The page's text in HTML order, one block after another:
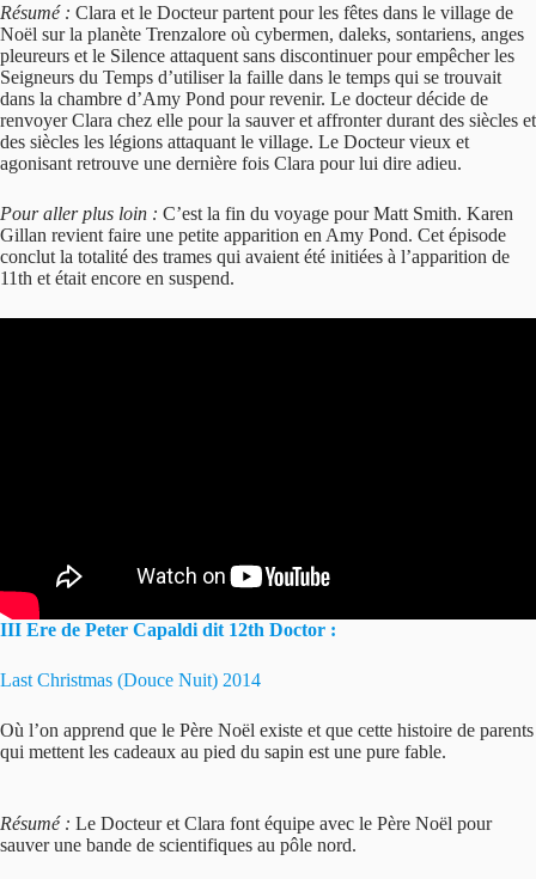
Résumé : Clara et le Docteur partent pour les fêtes dans le village de
Noël sur la planète Trenzalore où cybermen, daleks, sontariens, anges
pleureurs et le Silence attaquent sans discontinuer pour empêcher les
Seigneurs du Temps d’utiliser la faille dans le temps qui se trouvait
dans la chambre d’Amy Pond pour revenir. Le docteur décide de
renvoyer Clara chez elle pour la sauver et affronter durant des siècles et
des siècles les légions attaquant le village. Le Docteur vieux et
agonisant retrouve une dernière fois Clara pour lui dire adieu.
Pour aller plus loin : C’est la fin du voyage pour Matt Smith. Karen
Gillan revient faire une petite apparition en Amy Pond. Cet épisode
conclut la totalité des trames qui avaient été initiées à l’apparition de
11th et était encore en suspend.
III Ere de Peter Capaldi dit 12th Doctor :
Last Christmas (Douce Nuit) 2014
Où l’on apprend que le Père Noël existe et que cette histoire de parents
qui mettent les cadeaux au pied du sapin est une pure fable.
Résumé : Le Docteur et Clara font équipe avec le Père Noël pour
sauver une bande de scientifiques au pôle nord.